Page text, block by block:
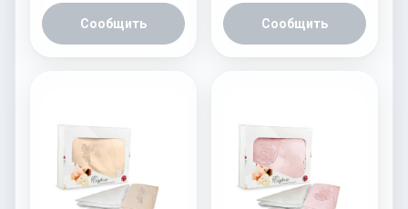
Сообщить Сообщить